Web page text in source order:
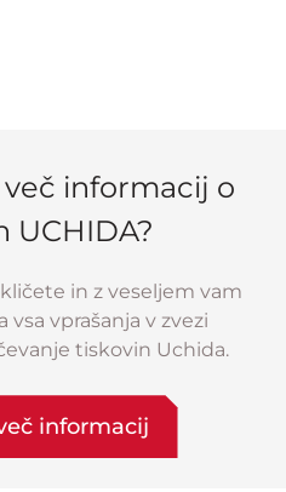
informacij o
UCHIDA?
in z veseljem vam
vprašanja v zvezi
tiskovin Uchida.
informacij